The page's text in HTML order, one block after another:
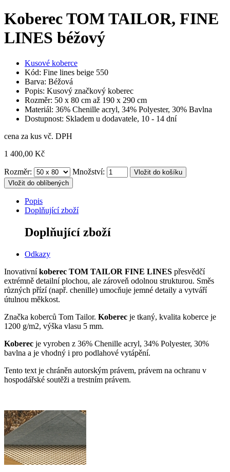
Koberec TOM TAILOR, FINE
LINES béžový
Kusové koberce
Kód: Fine lines beige 550
Barva: Béžová
Popis: Kusový značkový koberec
Rozměr: 50 x 80 cm až 190 x 290 cm
Materiál: 36% Chenille acryl, 34% Polyester, 30% Bavlna
Dostupnost: Skladem u dodavatele, 10 - 14 dní
cena za kus vč. DPH
1 400,00 Kč
Rozměr: Množství:
Vložit do oblíbených
Popis
Doplňující zboží
Doplňující zboží
Odkazy
Inovativníkoberec TOM TAILOR FINE LINES přesvědčí
extrémně detailní plochou, ale zároveň odolnou strukturou. Směs
různých přízí (např. chenille) umocňuje jemné detaily a vytváří
útulnou měkkost.
Značka koberců Tom Tailor. Koberec je tkaný, kvalita koberce je
1200 g/m2, výška vlasu 5 mm.
Koberec je vyroben z 36% Chenille acryl, 34% Polyester, 30%
bavlna a je vhodný i pro podlahové vytápění.
Tento text je chráněn autorským právem, právem na ochranu v
hospodářské soutěži a trestním právem.